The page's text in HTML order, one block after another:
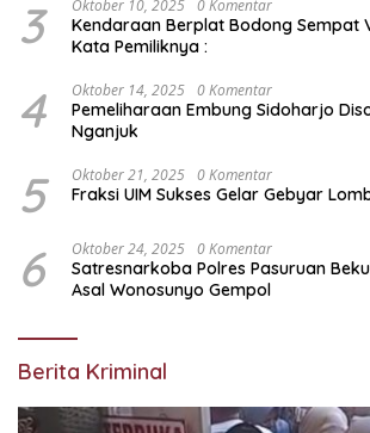
3 Oktober 10, 2025 0 Komentar
Kendaraan Berplat Bodong Sempat
Kata Pemiliknya :
4 Oktober 14, 2025 0 Komentar
Pemeliharaan Embung Sidoharjo
Nganjuk
5 Oktober 21, 2025 0 Komentar
Fraksi UIM Sukses Gelar Gebyar
6 Oktober 24, 2025 0 Komentar
Satresnarkoba Polres Pasuruan
Asal Wonosunyo Gempol
Berita Kriminal